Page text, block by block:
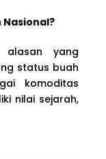
Nasional?
alasan yang
status buah
komoditas
nilai sejarah,